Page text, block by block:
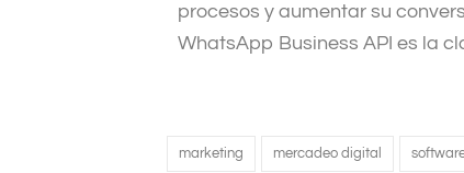
procesos y aumentar su
WhatsApp Business API es la
marketing mercadeo digital